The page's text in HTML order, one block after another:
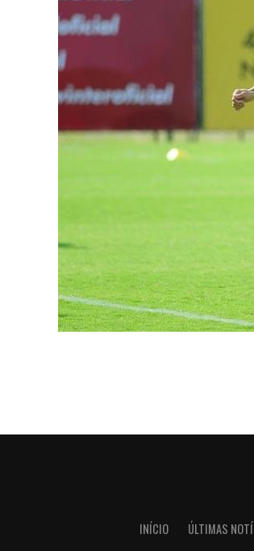
INÍCIO ÚLTIMAS